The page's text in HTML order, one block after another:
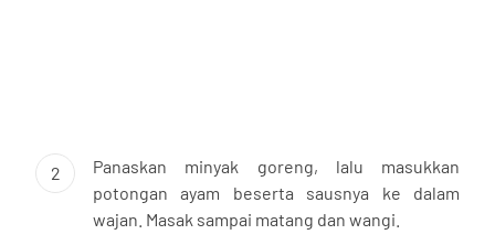
2
Panaskan minyak goreng, lalu masukkan
potongan ayam beserta sausnya ke dalam
wajan. Masak sampai matang dan wangi.